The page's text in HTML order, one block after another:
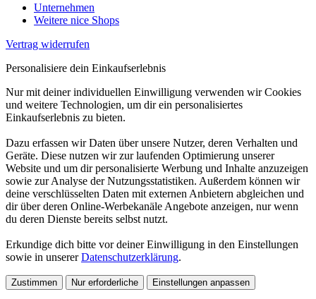
Unternehmen
Weitere nice Shops
Vertrag widerrufen
Personalisiere dein Einkaufserlebnis
Nur mit deiner individuellen Einwilligung verwenden wir Cookies
und weitere Technologien, um dir ein personalisiertes
Einkaufserlebnis zu bieten.
Dazu erfassen wir Daten über unsere Nutzer, deren Verhalten und
Geräte. Diese nutzen wir zur laufenden Optimierung unserer
Website und um dir personalisierte Werbung und Inhalte anzuzeigen
sowie zur Analyse der Nutzungsstatistiken. Außerdem können wir
deine verschlüsselten Daten mit externen Anbietern abgleichen und
dir über deren Online-Werbekanäle Angebote anzeigen, nur wenn
du deren Dienste bereits selbst nutzt.
Erkundige dich bitte vor deiner Einwilligung in den Einstellungen
sowie in unsererDatenschutzerklärung.
Zustimmen Nur erforderliche Einstellungen anpassen